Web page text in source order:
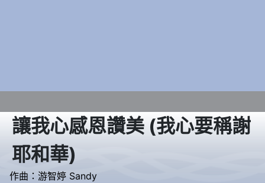
讓我心感恩讚美 (我心要稱謝
耶和華)
作曲： 游智婷 Sandy